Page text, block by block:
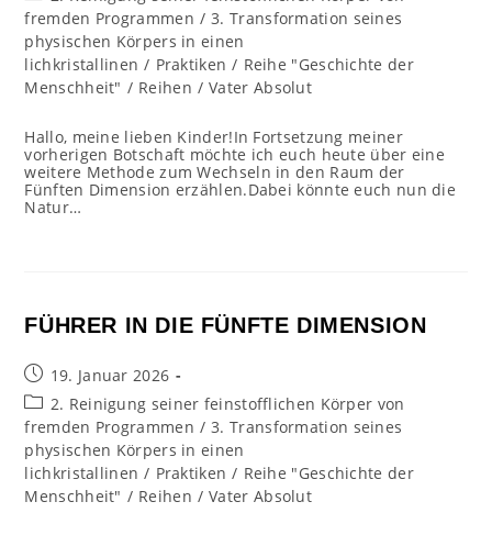
Kategorie:
fremden Programmen / 3. Transformation seines
physischen Körpers in einen
lichkristallinen / Praktiken / Reihe "Geschichte der
Menschheit" / Reihen / Vater Absolut
Hallo, meine lieben Kinder!In Fortsetzung meiner
vorherigen Botschaft möchte ich euch heute über eine
weitere Methode zum Wechseln in den Raum der
Fünften Dimension erzählen.Dabei könnte euch nun die
Natur…
FÜHRER IN DIE FÜNFTE DIMENSION
Beitrag
veröffentlicht:
19. Januar 2026
Beitrags-
Kategorie:
2. Reinigung seiner feinstofflichen Körper von
fremden Programmen / 3. Transformation seines
physischen Körpers in einen
lichkristallinen / Praktiken / Reihe "Geschichte der
Menschheit" / Reihen / Vater Absolut